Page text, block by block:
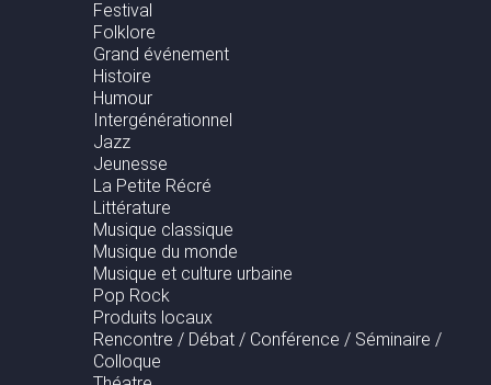
Festival
Folklore
Grand événement
Histoire
Humour
Intergénérationnel
Jazz
Jeunesse
La Petite Récré
Littérature
Musique classique
Musique du monde
Musique et culture urbaine
Pop Rock
Produits locaux
Rencontre / Débat / Conférence / Séminaire /
Colloque